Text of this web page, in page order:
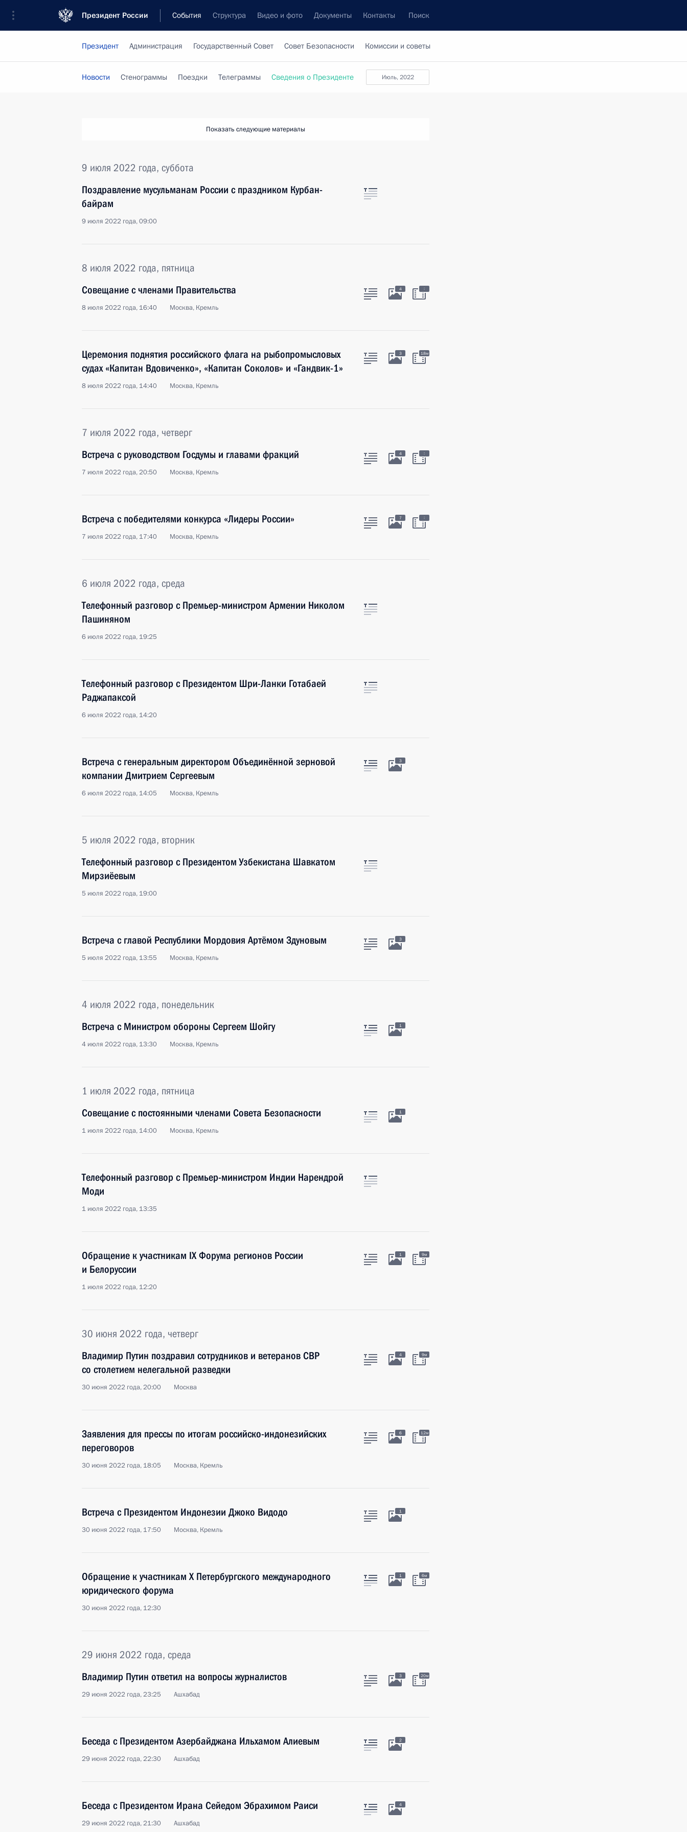
Президент России События Структура Видео и фото Документы Контакты Поиск
Президент Администрация Государственный Совет Совет Безопасности Комиссии и советы
июль, 2022
Новости Стенограммы Поездки Телеграммы Сведения о Президенте
Показать следующие материалы
9 июля 2022 года, суббота
Поздравление мусульманам России с праздником Курбан-
байрам
9 июля 2022 года, 09:00
8 июля 2022 года, пятница
Совещание с членами Правительства
8 июля 2022 года, 16:40 Москва, Кремль
4 :
Церемония поднятия российского флага на рыбопромысловых
судах «Капитан Вдовиченко», «Капитан Соколов» и «Гандвик-1»
8 июля 2022 года, 14:40 Москва, Кремль
3 18м
7 июля 2022 года, четверг
Встреча с руководством Госдумы и главами фракций
7 июля 2022 года, 20:50 Москва, Кремль
4 :
Встреча с победителями конкурса «Лидеры России»
7 июля 2022 года, 17:40 Москва, Кремль
7 :
6 июля 2022 года, среда
Телефонный разговор с Премьер-министром Армении Николом
Пашиняном
6 июля 2022 года, 19:25
Телефонный разговор с Президентом Шри-Ланки Готабаей
Раджапаксой
6 июля 2022 года, 14:20
Встреча с генеральным директором Объединённой зерновой
компании Дмитрием Сергеевым
6 июля 2022 года, 14:05 Москва, Кремль
3
5 июля 2022 года, вторник
Телефонный разговор с Президентом Узбекистана Шавкатом
Мирзиёевым
5 июля 2022 года, 19:00
Встреча с главой Республики Мордовия Артёмом Здуновым
5 июля 2022 года, 13:55 Москва, Кремль
3
4 июля 2022 года, понедельник
Встреча с Министром обороны Сергеем Шойгу
4 июля 2022 года, 13:30 Москва, Кремль
1
1 июля 2022 года, пятница
Совещание с постоянными членами Совета Безопасности
1 июля 2022 года, 14:00 Москва, Кремль
1
Телефонный разговор с Премьер-министром Индии Нарендрой
Моди
1 июля 2022 года, 13:35
Обращение к участникам IX Форума регионов России
и Белоруссии
1 июля 2022 года, 12:20
1 9м
30 июня 2022 года, четверг
Владимир Путин поздравил сотрудников и ветеранов СВР
со столетием нелегальной разведки
30 июня 2022 года, 20:00 Москва
4 9м
Заявления для прессы по итогам российско-индонезийских
переговоров
30 июня 2022 года, 18:05 Москва, Кремль
6 12м
Встреча с Президентом Индонезии Джоко Видодо
30 июня 2022 года, 17:50 Москва, Кремль
1
Обращение к участникам X Петербургского международного
юридического форума
30 июня 2022 года, 12:30
1 6м
29 июня 2022 года, среда
Владимир Путин ответил на вопросы журналистов
29 июня 2022 года, 23:25 Ашхабад
3 20м
Беседа с Президентом Азербайджана Ильхамом Алиевым
29 июня 2022 года, 22:30 Ашхабад
2
Беседа с Президентом Ирана Сейедом Эбрахимом Раиси
29 июня 2022 года, 21:30 Ашхабад
4